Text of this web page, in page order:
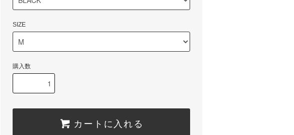
SIZE
購入数
カートに入れる